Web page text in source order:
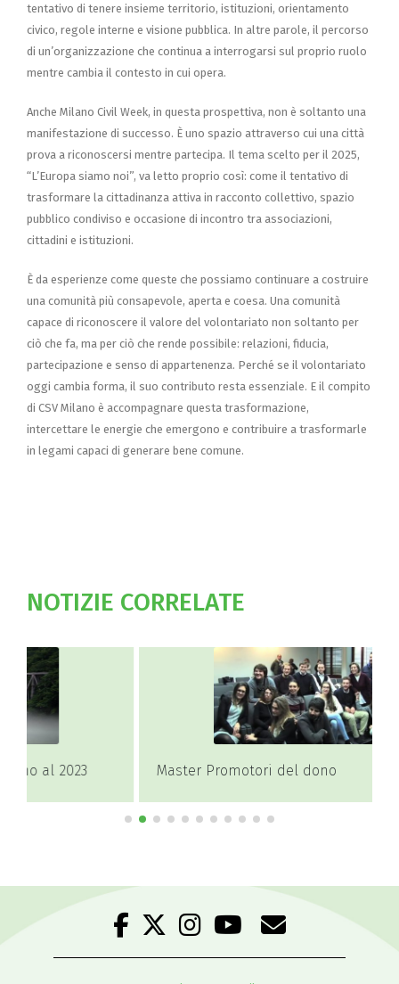
tentativo di tenere insieme territorio, istituzioni, orientamento
civico, regole interne e visione pubblica. In altre parole, il percorso
di un’organizzazione che continua a interrogarsi sul proprio ruolo
mentre cambia il contesto in cui opera.
Anche Milano Civil Week, in questa prospettiva, non è soltanto una
manifestazione di successo. È uno spazio attraverso cui una città
prova a riconoscersi mentre partecipa. Il tema scelto per il 2025,
“L’Europa siamo noi”, va letto proprio così: come il tentativo di
trasformare la cittadinanza attiva in racconto collettivo, spazio
pubblico condiviso e occasione di incontro tra associazioni,
cittadini e istituzioni.
È da esperienze come queste che possiamo continuare a costruire
una comunità più consapevole, aperta e coesa. Una comunità
capace di riconoscere il valore del volontariato non soltanto per
ciò che fa, ma per ciò che rende possibile: relazioni, fiducia,
partecipazione e senso di appartenenza. Perché se il volontariato
oggi cambia forma, il suo contributo resta essenziale. E il compito
di CSV Milano è accompagnare questa trasformazione,
intercettare le energie che emergono e contribuire a trasformarle
in legami capaci di generare bene comune.
NOTIZIE CORRELATE
Master Promotori del dono